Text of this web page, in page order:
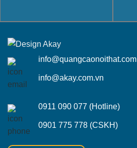
info@quangcaonoithat.com
info@akay.com.vn
0911 090 077 (Hotline)
0901 775 778 (CSKH)